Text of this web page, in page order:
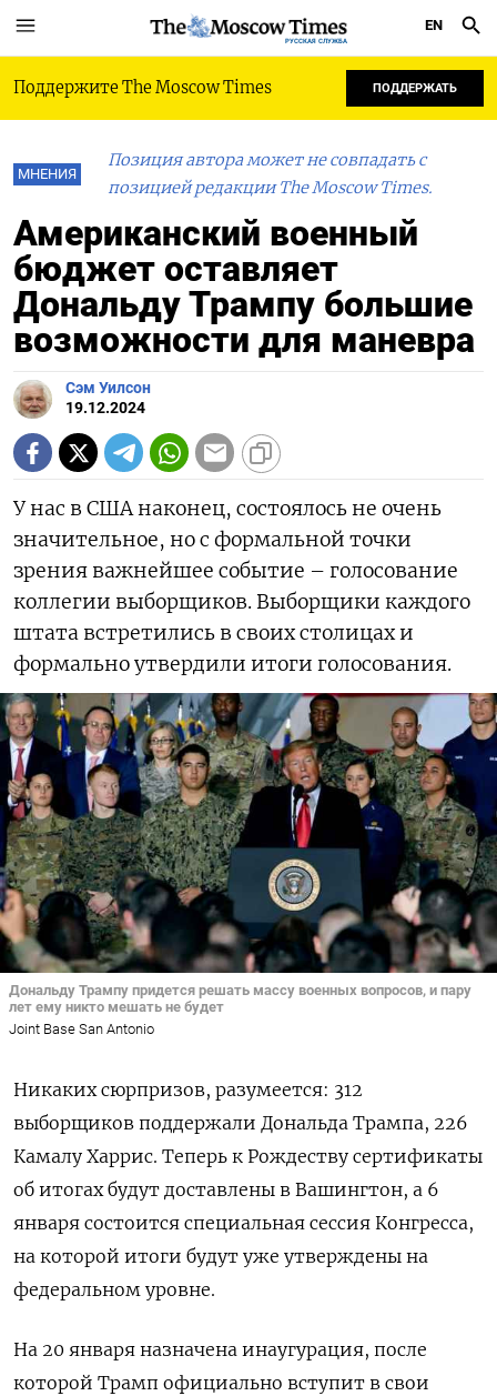
РУССКАЯ СЛУЖБА
EN
Поддержите The Moscow Times ПОДДЕРЖАТЬ
МНЕНИЯ
Позиция автора может не совпадать с
позицией редакции The Moscow Times.
Американский военный
бюджет оставляет
Дональду Трампу большие
возможности для маневра
Сэм Уилсон
19.12.2024
У нас в США наконец, состоялось не очень
значительное, но с формальной точки
зрения важнейшее событие – голосование
коллегии выборщиков. Выборщики каждого
штата встретились в своих столицах и
формально утвердили итоги голосования.
Дональду Трампу придется решать массу военных вопросов, и пару
лет ему никто мешать не будет
Joint Base San Antonio
Никаких сюрпризов, разумеется: 312
выборщиков поддержали Дональда Трампа, 226
Камалу Харрис. Теперь к Рождеству сертификаты
об итогах будут доставлены в Вашингтон, а 6
января состоится специальная сессия Конгресса,
на которой итоги будут уже утверждены на
федеральном уровне.
На 20 января назначена инаугурация, после
которой Трамп официально вступит в свои